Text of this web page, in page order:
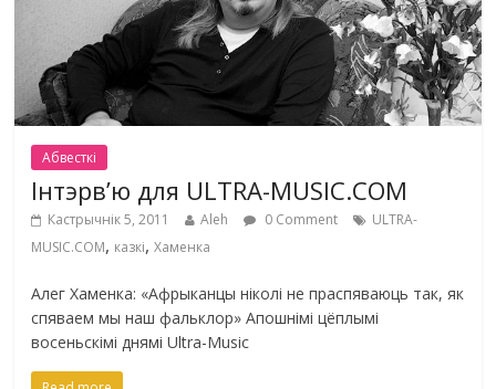
Абвесткі
Інтэрв’ю для ULTRA-MUSIC.COM
Кастрычнік 5, 2011 Aleh 0 Comment
ULTRA-
MUSIC.COM, казкі,Хаменка
Алег Хаменка: «Афрыканцы ніколі не праспяваюць так, як
спяваем мы наш фальклор» Апошнімі цёплымі
восеньскімі днямі Ultra-Music